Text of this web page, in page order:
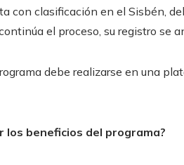
con clasificación en el Sisbén,
el proceso, su registro se
debe realizarse en una
los beneficios del programa?